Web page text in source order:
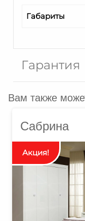
Габариты
Гарантия
Вам также
Сабрина